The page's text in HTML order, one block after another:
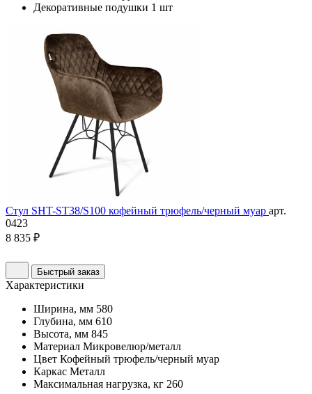
Декоративные подушки 1 шт
Стул SHT-ST38/S100 кофейный трюфель/черный муар арт.
0423
8 835 ₽
Быстрый заказ
Характеристики
Ширина, мм 580
Глубина, мм 610
Высота, мм 845
Материал Микровелюр/металл
Цвет Кофейный трюфель/черный муар
Каркас Металл
Максимальная нагрузка, кг 260